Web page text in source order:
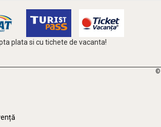
plata si cu tichete de vacanta!
©